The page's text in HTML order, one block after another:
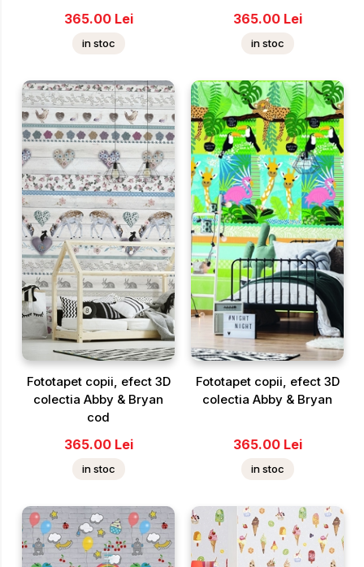
365.00 Lei
in stoc
365.00 Lei
in stoc
Fototapet copii, efect 3D
colectia Abby & Bryan
cod
365.00 Lei
in stoc
Fototapet copii, efect 3D
colectia Abby & Bryan
365.00 Lei
in stoc